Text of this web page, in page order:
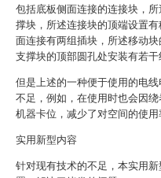
包括底板侧面连接的连接块，
撑块，所述连接块的顶端设置
面连接有两组插块，所述移动
支撑块的顶部圆孔处安装有若干
但是上述的一种便于使用的电
不足，例如，在使用时也会因
机器卡位，减少了对空间的使用
实用新型内容
针对现有技术的不足，本实用